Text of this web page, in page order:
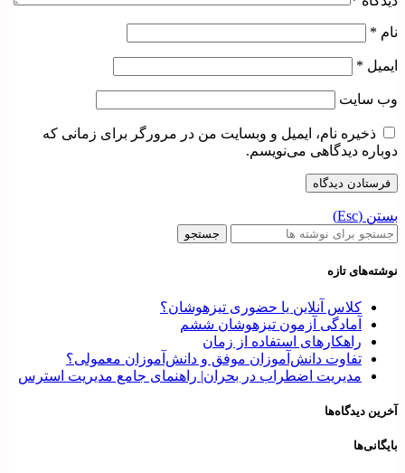
نام *
ایمیل *
وب‌ سایت
ذخیره نام، ایمیل و وبسایت من در مرورگر برای زمانی که
دوباره دیدگاهی می‌نویسم.
بستن (Esc)
جستجو
نوشته‌های تازه
کلاس آنلاین یا حضوری تیزهوشان؟
آمادگی آزمون تیزهوشان ششم
راهکارهای استفاده از زمان
تفاوت دانش‌آموزان موفق و دانش‌آموزان معمولی؟
مدیریت اضطراب در بحران| راهنمای جامع مدیریت استرس
آخرین دیدگاه‌ها
بایگانی‌ها